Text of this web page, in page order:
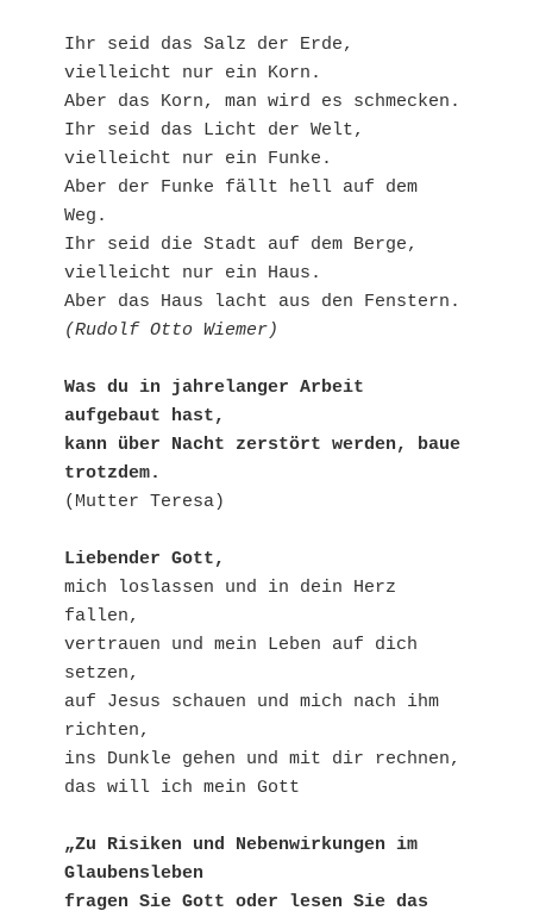
Ihr seid das Salz der Erde,
vielleicht nur ein Korn.
Aber das Korn, man wird es schmecken.
Ihr seid das Licht der Welt,
vielleicht nur ein Funke.
Aber der Funke fällt hell auf dem
Weg.
Ihr seid die Stadt auf dem Berge,
vielleicht nur ein Haus.
Aber das Haus lacht aus den Fenstern.
(Rudolf Otto Wiemer)
Was du in jahrelanger Arbeit
aufgebaut hast,
kann über Nacht zerstört werden, baue
trotzdem.
(Mutter Teresa)
Liebender Gott,
mich loslassen und in dein Herz
fallen,
vertrauen und mein Leben auf dich
setzen,
auf Jesus schauen und mich nach ihm
richten,
ins Dunkle gehen und mit dir rechnen,
das will ich mein Gott
„Zu Risiken und Nebenwirkungen im
Glaubensleben
fragen Sie Gott oder lesen Sie das